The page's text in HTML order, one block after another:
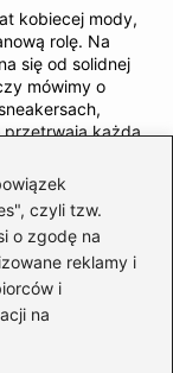
czyli tzw.
o zgodę na
reklamy i
i
na
kobiecej mody,
rolę. Na
się od solidnej
mówimy o
każdą
ale sposób
testy butów,
recenzje
a także
by wyglądać
wykonania